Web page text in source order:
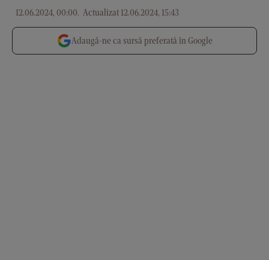
12.06.2024, 00:00. Actualizat 12.06.2024, 15:43
Adaugă-ne ca sursă preferată în Google